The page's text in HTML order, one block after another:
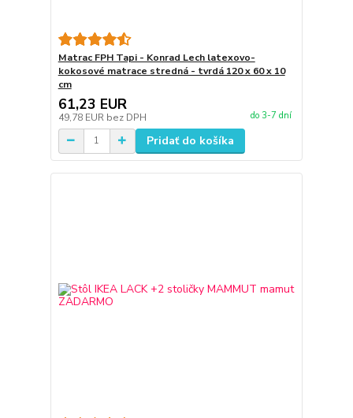
Matrac FPH Tapi - Konrad Lech latexovo-
kokosové matrace stredná - tvrdá 120 x 60 x 10
cm
61,23 EUR
49,78 EUR bez DPH do 3-7 dní
Pridať do košíka